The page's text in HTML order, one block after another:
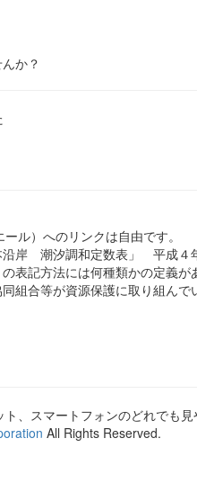
か？
）へのリンクは自由です。
岸 潮汐調和定数表」 平成４
表記方法には何種類かの定義が
組合等が資源保護に取り組ん
、スマートフォンのどれでも見
All Rights Reserved.